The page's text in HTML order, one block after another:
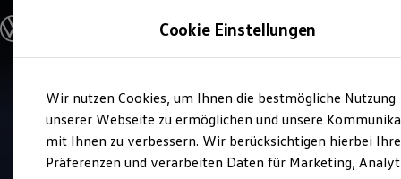
Hauptinhalt
springen
Footer
springen
Modelle und Konfigurator
Modelle vergleichen
Elektroautos
ENERGY Sondermodelle
Nutzfahrzeuge
SUV und CUV
Familienautos
Verkauf und Service
Emil Frey Hans Carstens
Breklum
Cookie Einstellungen
Wir nutzen Cookies, um Ihnen die bestmögliche Nutzung
unserer Webseite zu ermöglichen und unsere
mit Ihnen zu verbessern. Wir berücksichtigen hierbei Ihre
Präferenzen und verarbeiten Daten für Marketing,